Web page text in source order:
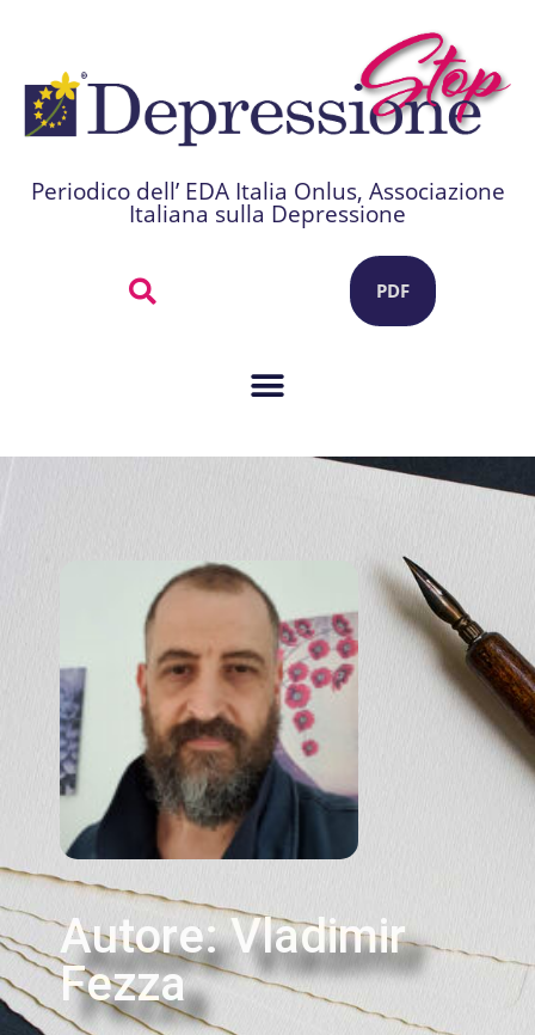
Periodico dell’ EDA Italia Onlus, Associazione
Italiana sulla Depressione
PDF
Autore:Vladimir
Fezza